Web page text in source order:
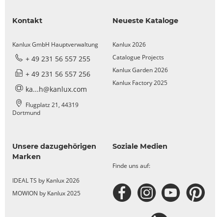
Kontakt
Kanlux GmbH Hauptverwaltung
+ 49 231 56 557 255
+ 49 231 56 557 256
ka...h@kanlux.com
Flugplatz 21, 44319
Dortmund
Neueste Kataloge
Kanlux 2026
Catalogue Projects
Kanlux Garden 2026
Kanlux Factory 2025
Unsere dazugehörigen
Marken
IDEAL TS by Kanlux 2026
MOWION by Kanlux 2025
Soziale Medien
Finde uns auf: